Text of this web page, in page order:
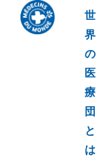
世
界
の
医
療
団
と
は